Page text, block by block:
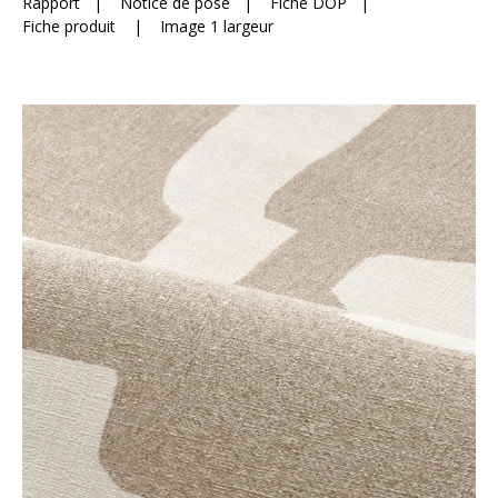
Fiche produit
| Image 1 largeur